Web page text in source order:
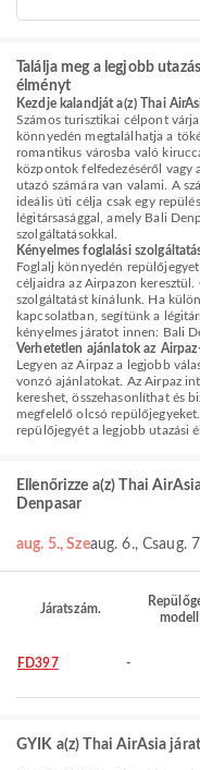
Találja meg a legjobb
élményt
Kezdje kalandját a(z) Thai
Számos turisztikai célpont
könnyedén megtalálhatja a
romantikus városba való
központok felfedezéséről
utazó számára van valami. A
ideális úti célja csak egy
légitársasággal, amely Bali
szolgáltatásokkal.
Kényelmes foglalási
Foglalj könnyedén
céljaidra az Airpazon
szolgáltatást kínálunk. Ha
kapcsolatban, segítünk a
kényelmes járatot innen: Bali
Verhetetlen ajánlatok az
Legyen az Airpaz a legjobb
vonzó ajánlatokat. Az Airpaz
kereshet, összehasonlíthat és
megfelelő olcsó
repülőjegyét a legjobb utazási
Ellenőrizze a(z) Thai
Denpasar
aug. 5., Szeaug. 6., Csaug.
Járatszám.
modell
FD397 -
GYIK a(z) Thai AirAsia